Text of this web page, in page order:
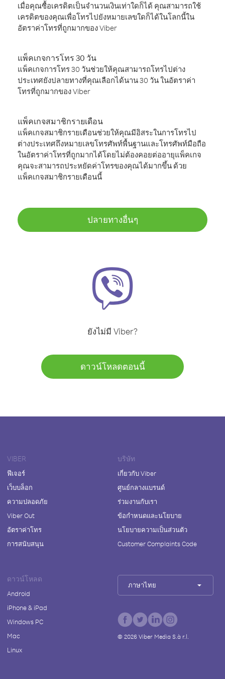
เมื่อคุณซื้อเครดิตเป็นจำนวนเงินเท่าใดก็ได้ คุณสามารถใช้
เครดิตของคุณเพื่อโทรไปยังหมายเลขใดก็ได้ในโลกนี้ใน
อัตราค่าโทรที่ถูกมากของ Viber
แพ็คเกจการโทร 30 วัน
แพ็คเกจการโทร 30 วันช่วยให้คุณสามารถโทรไปต่าง
ประเทศยังปลายทางที่คุณเลือกได้นาน 30 วัน ในอัตราค่า
โทรที่ถูกมากของ Viber
แพ็คเกจสมาชิกรายเดือน
แพ็คเกจสมาชิกรายเดือนช่วยให้คุณมีอิสระในการโทรไป
ต่างประเทศถึงหมายเลขโทรศัพท์พื้นฐานและโทรศัพท์มือถือ
ในอัตราค่าโทรที่ถูกมากได้โดยไม่ต้องคอยต่ออายุแพ็คเกจ
คุณจะสามารถประหยัดค่าโทรของคุณได้มากขึ้น ด้วย
แพ็คเกจสมาชิกรายเดือนนี้
ปลายทางอื่นๆ
ยังไม่มี Viber?
ดาวน์โหลดตอนนี้
VIBER
ฟีเจอร์
เว็บบล็อก
ความปลอดภัย
Viber Out
อัตราค่าโทร
การสนับสนุน
บริษัท
เกี่ยวกับ Viber
ศูนย์กลางแบรนด์
ร่วมงานกับเรา
ข้อกำหนดและนโยบาย
นโยบายความเป็นส่วนตัว
Customer Complaints Code
ดาวน์โหลด
Android
iPhone & iPad
Windows PC
Mac
Linux
ภาษาไทย
© 2026Viber Media S.à r.l.